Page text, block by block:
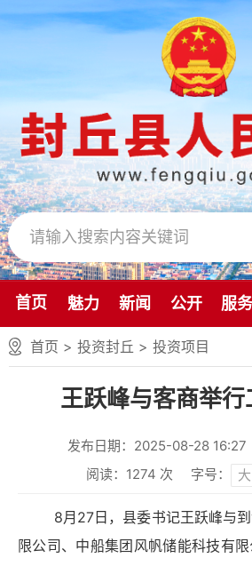
首页 魅力 新闻 公开 服
首页 > 投资封丘 > 投资项目
王跃峰与客商举
发布日期：2025-08-28 16:27
阅读： 1274 次 字号： 大
8月27日，县委书记王跃峰与到
限公司、中船集团风帆储能科技有